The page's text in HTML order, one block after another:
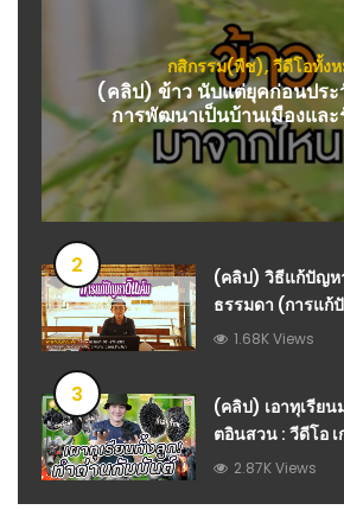
กสิกรรม(พืช),วีดีโอทั้ง
(คลิป) ข้าว นับแต่ยุคก่อนประ
การพัฒนาเป็นบ้านเมืองและ
เกษตร
2
(คลิป) วิธีแก้ปัญห
ธรรมดา (การแก้
เกษตร
1.68K Views
3
(คลิป) เอาทุเรีย
ตอินสวน : วีดีโอ
2.87K Views